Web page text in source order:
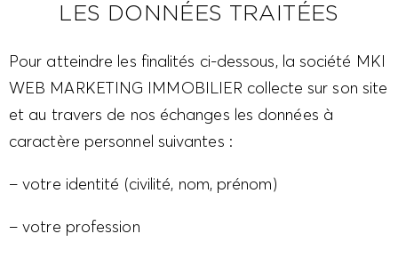
LES DONNÉES TRAITÉES
Pour atteindre les finalités ci-dessous, la société MKI
WEB MARKETING IMMOBILIER collecte sur son site
et au travers de nos échanges les données à
caractère personnel suivantes :
– votre identité (civilité, nom, prénom)
– votre profession